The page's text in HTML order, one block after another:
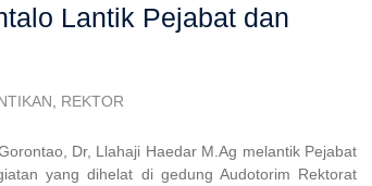
Lantik Pejabat dan
REKTOR
Dr, Llahaji Haedar M.Ag melantik Pejabat
yang dihelat di gedung Audotorim Rektorat